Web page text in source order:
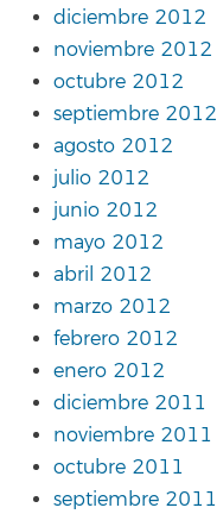
diciembre 2012
noviembre 2012
octubre 2012
septiembre 2012
agosto 2012
julio 2012
junio 2012
mayo 2012
abril 2012
marzo 2012
febrero 2012
enero 2012
diciembre 2011
noviembre 2011
octubre 2011
septiembre 2011